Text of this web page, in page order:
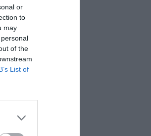
or
to
may
of the
List of